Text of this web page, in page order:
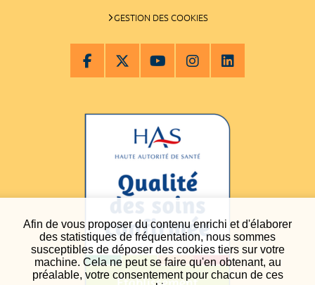
Afin de vous proposer du contenu enrichi et d'élaborer
des statistiques de fréquentation, nous sommes
susceptibles de déposer des cookies tiers sur votre
machine. Cela ne peut se faire qu'en obtenant, au
préalable, votre consentement pour chacun de ces
GESTION DES COOKIES